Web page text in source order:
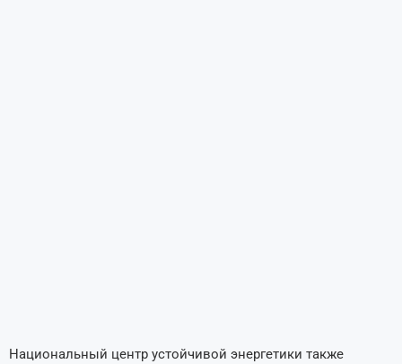
Национальный центр устойчивой энергетики также